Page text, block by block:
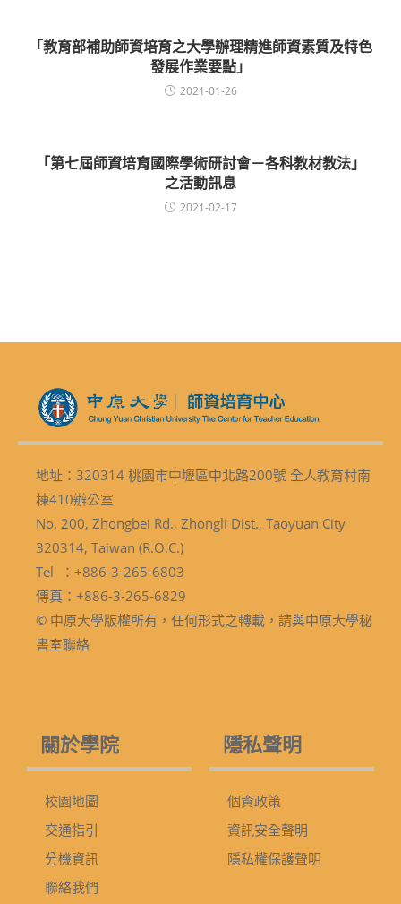
「教育部補助師資培育之大學辦理精進師資素質及特色
發展作業要點」
2021-01-26
「第七屆師資培育國際學術研討會－各科教材教法」
之活動訊息
2021-02-17
地址：320314 桃園市中壢區中北路200號 全人教育村南
棟410辦公室
No. 200, Zhongbei Rd., Zhongli Dist., Taoyuan City
320314, Taiwan (R.O.C.)
Tel ：+886-3-265-6803
傳真：+886-3-265-6829
© 中原大學版權所有，任何形式之轉載，請與中原大學秘
書室聯絡
關於學院
校園地圖
交通指引
分機資訊
聯絡我們
隱私聲明
個資政策
資訊安全聲明
隱私權保護聲明